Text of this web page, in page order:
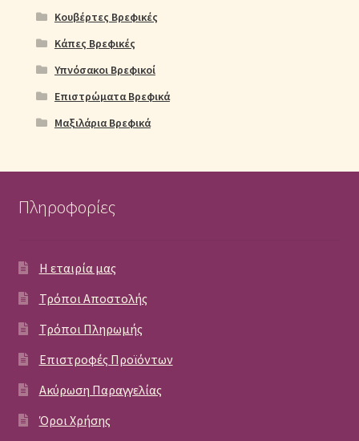
Κουβέρτες Βρεφικές
Κάπες Βρεφικές
Υπνόσακοι Βρεφικοί
Επιστρώματα Βρεφικά
Μαξιλάρια Βρεφικά
Πληροφορίες
Η εταιρία μας
Τρόποι Αποστολής
Τρόποι Πληρωμής
Επιστροφές Προϊόντων
Ακύρωση Παραγγελίας
Όροι Χρήσης